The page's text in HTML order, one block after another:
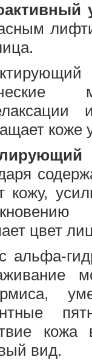
коже
кожу,
цвет
альфа-
кожа
вид.